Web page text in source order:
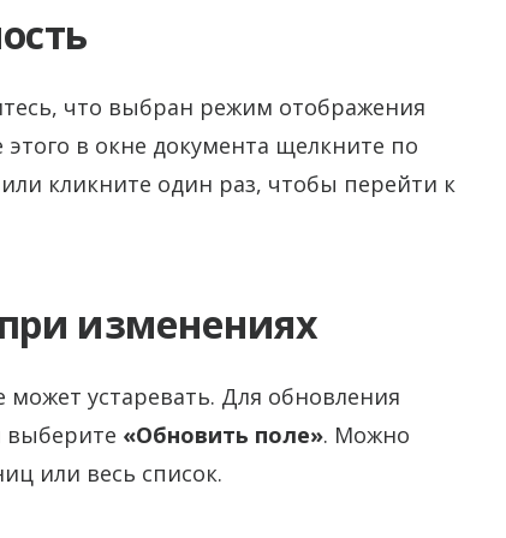
что выбран режим отображения
этого в окне документа щелкните по
кликните один раз, чтобы перейти к
изменениях
устаревать. Для обновления
«Обновить поле». Можно
или весь список.